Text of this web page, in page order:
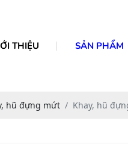
THIỆU SẢN PHẨM
hũ đựng mứt Khay, hũ